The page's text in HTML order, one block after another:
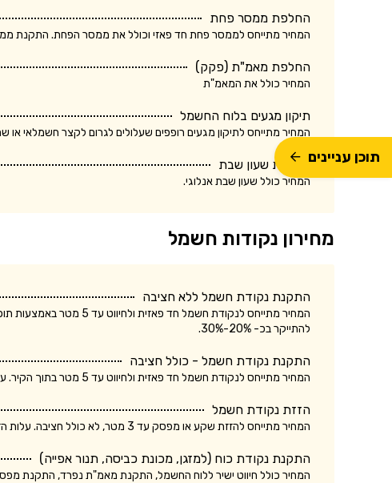
החלפת ממסר פחת
המחיר מתייחס לממסר פחת חד פאזי וכולל את ממסר הפחת. התקנת
החלפת מאמ"ת (פקק)
המחיר כולל את המאמ"ת
תיקון מגעים בלוח החשמל
המחיר מתייחס לתיקון מגעים רופפים שעלולים לגרום לקצר חשמלאי או
התקנת שעון שבת
המחיר כולל שעון שבת אנלוגי.
מחירון נקודות חשמל
התקנת נקודת חשמל ללא חציבה
המחיר מתייחס לנקודת
להתייקר בכ- 20%-30%.
התקנת נקודת חשמל - כולל חציבה
המחיר מתייחס לנקודת חשמל חד פאזית ולחיווט עד 5 מטר בתוך הקיר. עלות התקנת נקודת חשמל תלת פאזית עשויה להתייקר בכ- 20%-30%.
הזזת נקודת חשמל
המחיר מתייחס להזזת שקע או מפסק עד 3 מטר, לא כולל חציבה. עלות הזזת נקודת חשמל כולל חציבה עשויה להתייקר בכ- 20%.
התקנת נקודת כוח (למזגן, מכונת כביסה, תנור אפייה)
המחיר כולל חיווט ישיר ללוח החשמל, התקנת מאמ"ת נפרד, התקנת
תוכן עניינים